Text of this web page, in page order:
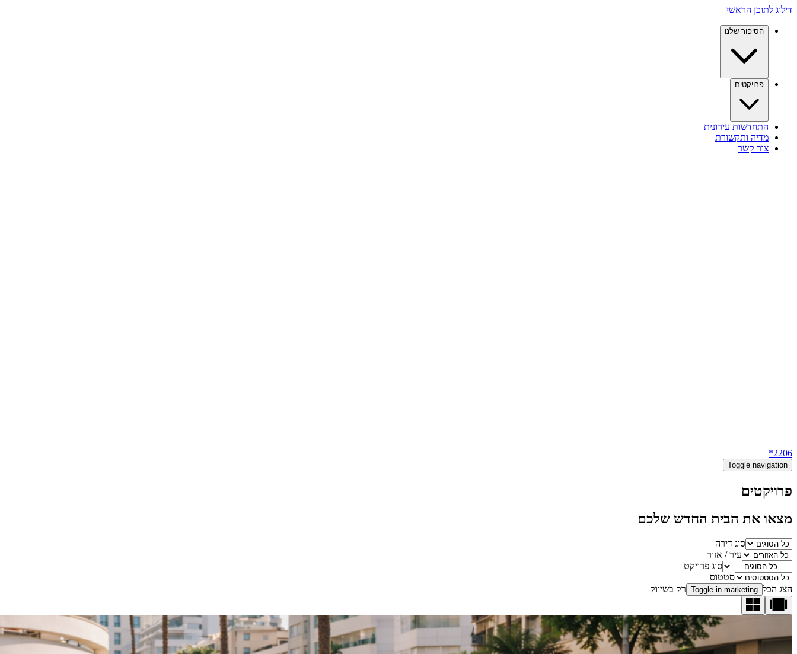
דילוג לתוכן הראשי
הסיפור שלנו
פרויקטים
התחדשות עירונית
מדיה ותקשורת
צור קשר
2206*
Toggle navigation
פרויקטים
מצאו את הבית החדש שלכם
סוג דירה
עיר / אזור
סוג פרויקט
סטטוס
הצג הכל Toggle in marketing רק בשיווק